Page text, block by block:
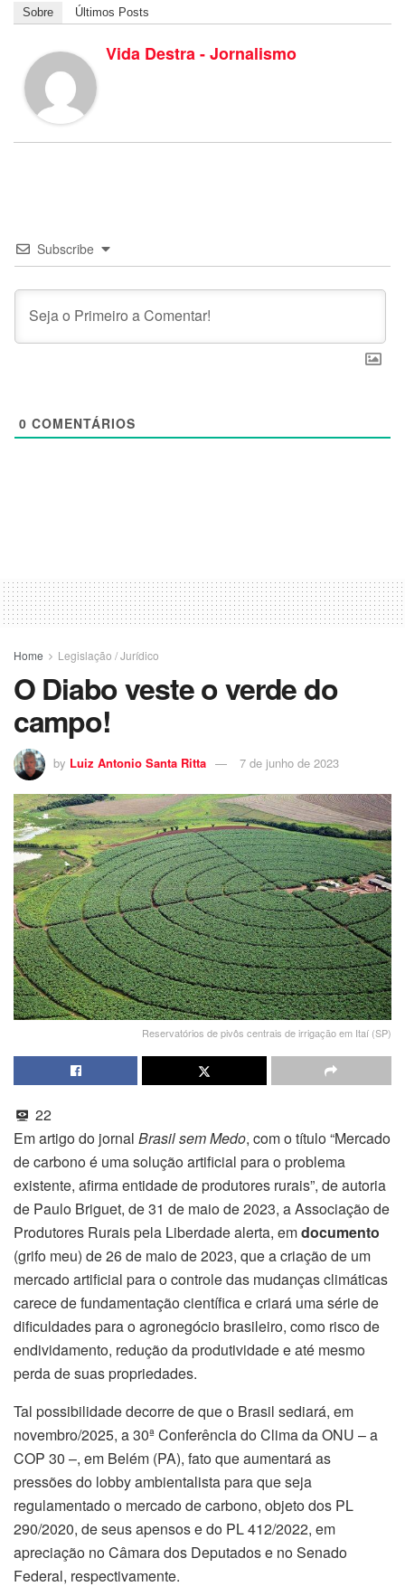
Sobre Últimos Posts
Vida Destra - Jornalismo
Subscribe
0 COMENTÁRIOS
Home Legislação / Jurídico
O Diabo veste o verde do
campo!
by Luiz Antonio Santa Ritta 7 de junho de 2023
Reservatórios de pivôs centrais de irrigação em Itaí (SP)
22
Em artigo do jornal Brasil sem Medo, com o título “Mercado
de carbono é uma solução artificial para o problema
existente, afirma entidade de produtores rurais”, de autoria
de Paulo Briguet, de 31 de maio de 2023, a Associação de
Produtores Rurais pela Liberdade alerta, emdocumento
(grifo meu) de 26 de maio de 2023, que a criação de um
mercado artificial para o controle das mudanças climáticas
carece de fundamentação científica e criará uma série de
dificuldades para o agronegócio brasileiro, como risco de
endividamento, redução da produtividade e até mesmo
perda de suas propriedades.
Tal possibilidade decorre de que o Brasil sediará, em
novembro/2025, a 30ª Conferência do Clima da ONU – a
COP 30 –, em Belém (PA), fato que aumentará as
pressões do lobby ambientalista para que seja
regulamentado o mercado de carbono, objeto dos PL
290/2020, de seus apensos e do PL 412/2022, em
apreciação no Câmara dos Deputados e no Senado
Federal, respectivamente.